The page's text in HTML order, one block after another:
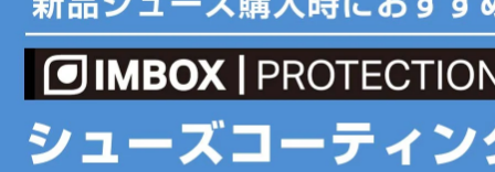
イエロー×ホワイト(YDT)
■甲材(アッパー):ポリエステル、ナイロン、熱可塑ポリウレタン、ポリ
■底材(ソール):合成底
■形状:紐